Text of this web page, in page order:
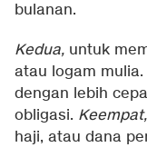
bulanan.
Kedua, untuk
atau logam mulia.
dengan lebih
obligasi. Keempat,
haji, atau dana